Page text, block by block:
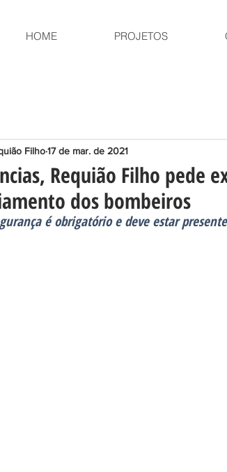
HOME PROJETOS
Requião Filho pede
dos bombeiros
Filho17 de mar. de 2021
é obrigatório e deve estar